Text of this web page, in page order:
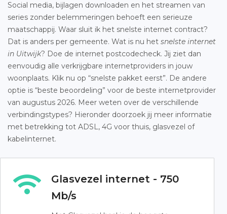
Social media, bijlagen downloaden en het streamen van
series zonder belemmeringen behoeft een serieuze
maatschappij. Waar sluit ik het snelste internet contract?
Dat is anders per gemeente. Wat is nu het snelste internet
in Uitwijk? Doe de internet postcodecheck. Jij ziet dan
eenvoudig alle verkrijgbare internetproviders in jouw
woonplaats. Klik nu op “snelste pakket eerst”. De andere
optie is “beste beoordeling” voor de beste internetprovider
van augustus 2026. Meer weten over de verschillende
verbindingstypes? Hieronder doorzoek jij meer informatie
met betrekking tot ADSL, 4G voor thuis, glasvezel of
kabelinternet.
Glasvezel internet - 750
Mb/s